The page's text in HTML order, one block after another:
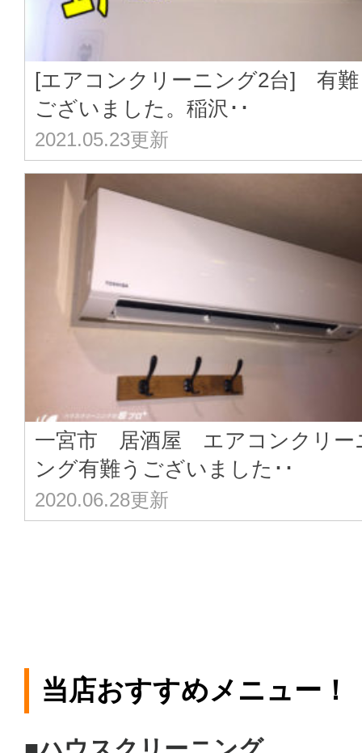
[エアコンクリーニング2台] 有
ございました。稲沢･･
2021.05.23更新
一宮市 居酒屋 エアコンクリー
ング有難うございました･･
2020.06.28更新
当店おすすめメニュー！